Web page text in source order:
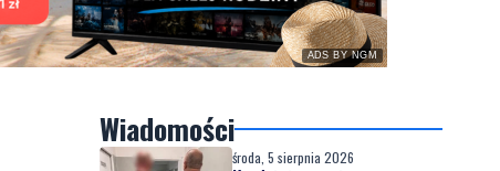
ADS BY NGM
Wiadomości
środa, 5 sierpnia 2026